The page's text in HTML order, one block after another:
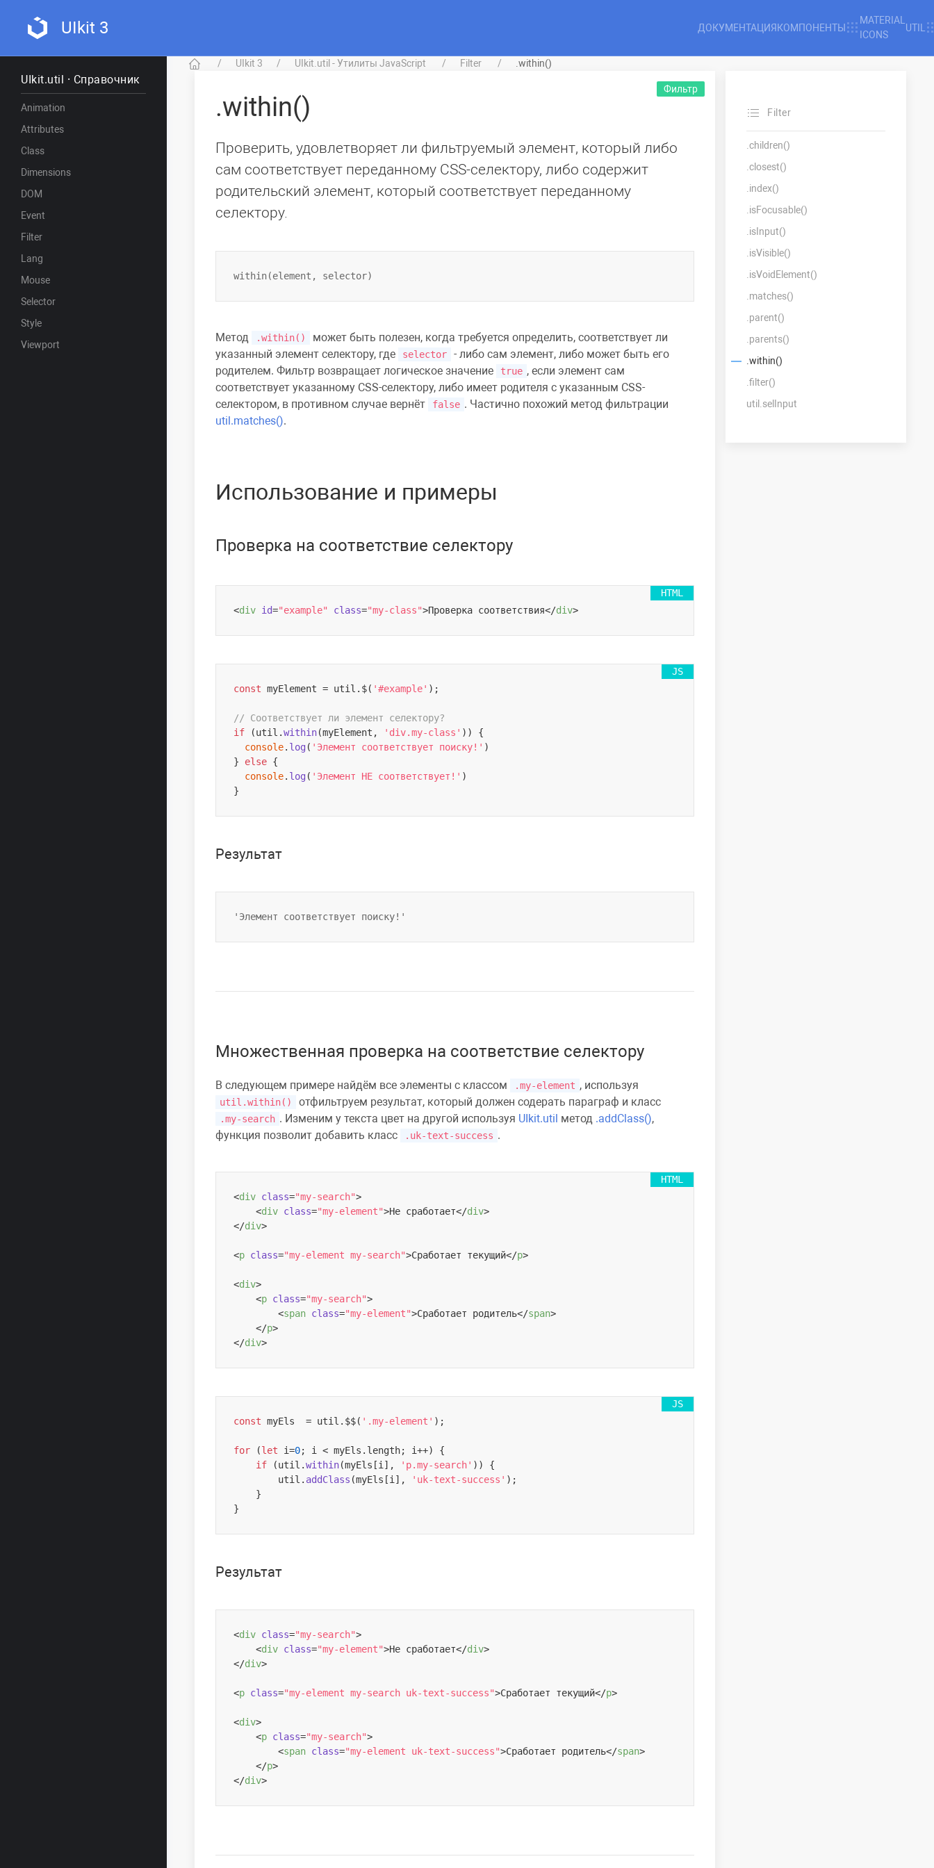
UIkit 3 ДОКУМЕНТАЦИЯКОМПОНЕНТЫ
MATERIAL
ICONS
UTIL
UIkit 3 UIkit.util - Утилиты JavaScript Filter .within()
UIkit.util · Справочник
Animation
Attributes
Class
Dimensions
DOM
Event
Filter
Lang
Mouse
Selector
Style
Viewport
Filter
.children()
.closest()
.index()
.isFocusable()
.isInput()
.isVisible()
.isVoidElement()
.matches()
.parent()
.parents()
.within()
.filter()
util.selInput
.within()
Проверить, удовлетворяет ли фильтруемый элемент, который либо
сам соответствует переданному CSS-селектору, либо содержит
родительский элемент, который соответствует переданному
селектору.
Фильтр
Метод .within()
может быть полезен, когда требуется определить, соответствует ли
указанный элемент селектору, где
selector
- либо сам элемент, либо может быть его
родителем. Фильтр возвращает логическое значение
true , если элемент сам
соответствует указанному CSS-селектору, либо имеет родителя с указанным CSS-
селектором, в противном случае вернёт
false . Частично похожий метод фильтрации
util.matches().
Использование и примеры
Проверка на соответствие селектору
<div id="example" class="my-class">Проверка соответствия</div>
const myElement = util.$( '#example' );
// Cоответствует ли элемент селектору?
if (util.within(myElement, 'div.my-class' )) {
console. log ( 'Элемент соответствует поиску!' )
} else {
console. log ( 'Элемент НЕ соответствует!' )
Результат
'Элемент соответствует поиску!'
Множественная проверка на соответствие селектору
В следующем примере найдём все элементы с классом .my-element , используя
util.within() отфильтруем результат, который должен содерать параграф и класс
.my-search . Изменим у текста цвет на другой используя UIkit.util метод .addClass(),
функция позволит добавить класс
.uk-text-success .
<div class="my-search">
<div class="my-element">Не сработает</div>
</div>
<p class="my-element my-search">Сработает текущий</p>
<div>
<p class="my-search">
<span class="my-element">Сработает родитель</span>
</p>
</div>
const myEls  = util.$$( '.my-element' );
for (let i=0; i < myEls. length; i++) {
if (util.within(myEls[i], 'p.my-search' )) {
        util.
addClass (myEls[i], 'uk-text-success' );
    }
Результат
<div class="my-search">
<div class="my-element">Не сработает</div>
</div>
<p class="my-element my-search uk-text-success">Сработает текущий</p>
<div>
<p class="my-search">
<span class="my-element uk-text-success">Сработает родитель</span>
</p>
</div>